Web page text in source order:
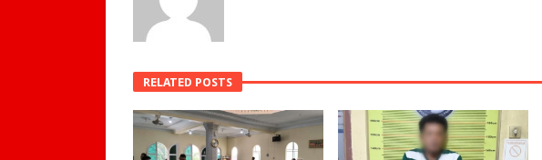
RELATED POSTS